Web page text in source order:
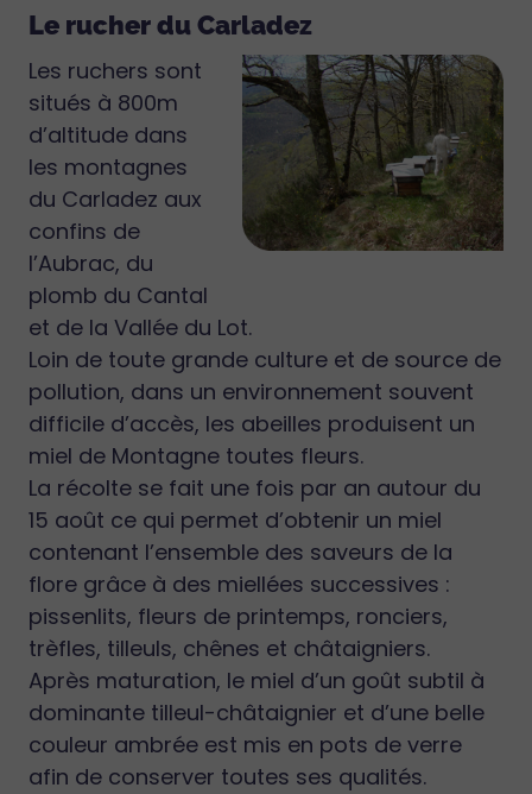
Le rucher du Carladez
Les ruchers sont
situés à 800m
d’altitude dans
les montagnes
du Carladez aux
confins de
l’Aubrac, du
plomb du Cantal
et de la Vallée du Lot.
Loin de toute grande culture et de source de
pollution, dans un environnement souvent
difficile d’accès, les abeilles produisent un
miel de Montagne toutes fleurs.
La récolte se fait une fois par an autour du
15 août ce qui permet d’obtenir un miel
contenant l’ensemble des saveurs de la
flore grâce à des miellées successives :
pissenlits, fleurs de printemps, ronciers,
trèfles, tilleuls, chênes et châtaigniers.
Après maturation, le miel d’un goût subtil à
dominante tilleul-châtaignier et d’une belle
couleur ambrée est mis en pots de verre
afin de conserver toutes ses qualités.